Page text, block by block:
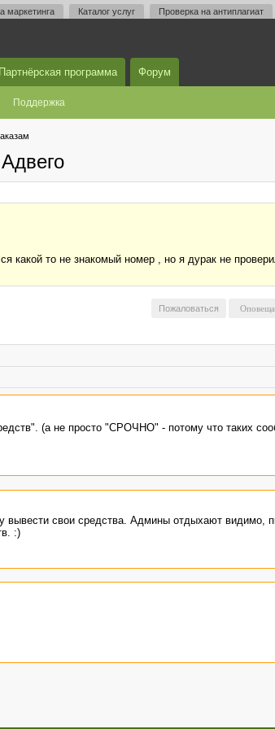
маркетинга Каталог услуг Проверка на антиплагиат
Партнёрская программа Форум
Поддержка
какой то не знакомый номер , но я дурак не
Пожаловаться
(а не просто "СРОЧНО" - потому что таких
вывести свои средства. Админы отдыхают видимо,
:)